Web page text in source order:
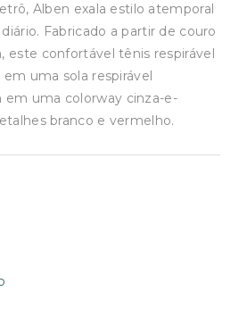
Alben exala estilo atemporal
Fabricado a partir de couro
este confortável tênis respirável
uma sola respirável
uma colorway cinza-e-
branco e vermelho.